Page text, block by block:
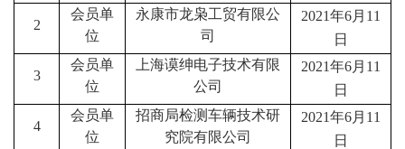
2
会员单
位
永康市龙枭工贸有限公
司
2021年6月11
日
3
会员单
位
上海谟绅电子技术有限
公司
2021年6月11
日
4
会员单
位
招商局检测车辆技术研
究院有限公司
2021年6月11
日